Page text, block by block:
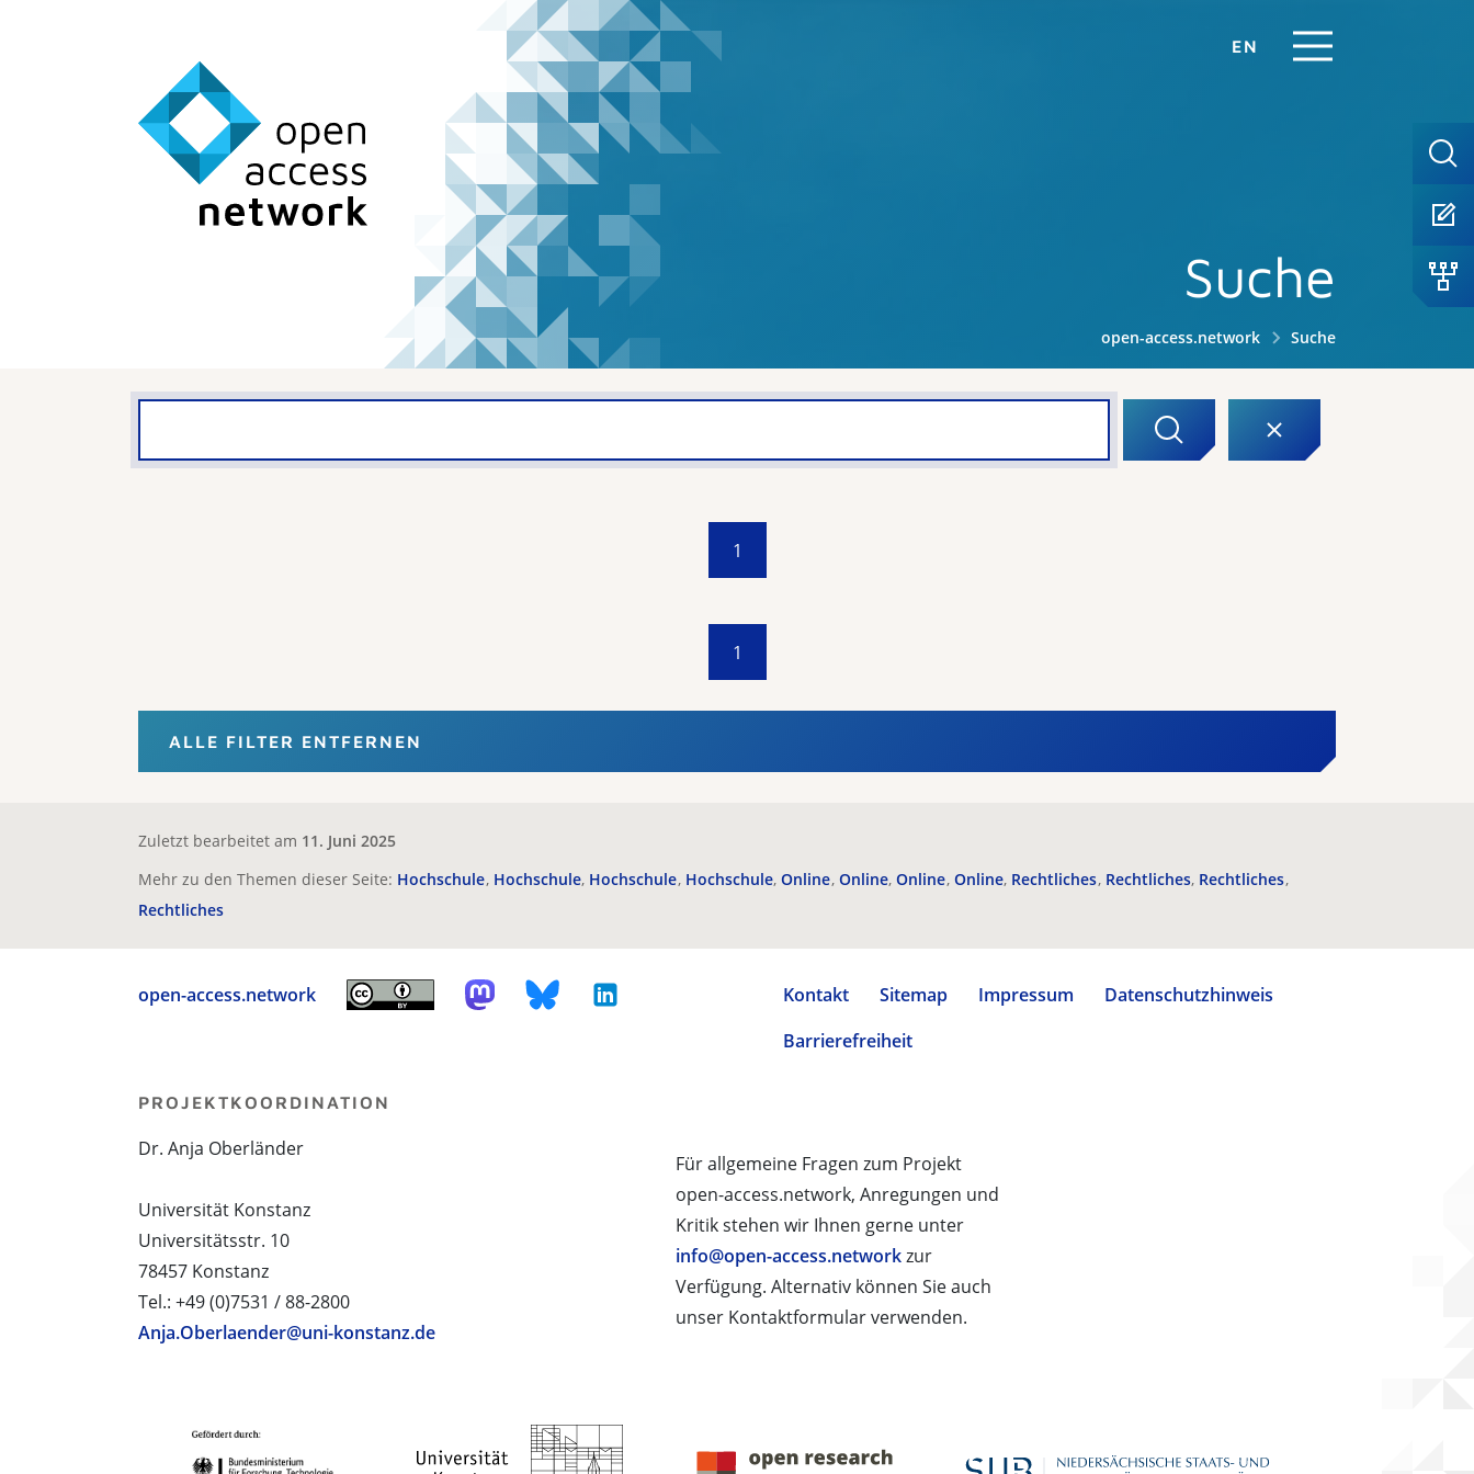
EN
Suche
open-access.network Suche
1
1
ALLE FILTER ENTFERNEN
Zuletzt bearbeitet am 11. Juni 2025
Mehr zu den Themen dieser Seite: Hochschule Hochschule Hochschule Hochschule Online Online Online Online Rechtliches Rechtliches Rechtliches
Rechtliches
open-access.network Kontakt Sitemap Impressum
Datenschutzhinweis
Barrierefreiheit
Für allgemeine Fragen zum Projekt
open-access.network, Anregungen und
Kritik stehen wir Ihnen gerne unter
info@open-access.networkzur
Verfügung. Alternativ können Sie auch
unser Kontaktformular verwenden.
PROJEKTKOORDINATION
Dr. Anja Oberländer
Universität Konstanz
Universitätsstr. 10
78457 Konstanz
Tel.: +49 (0)7531 / 88-2800
Anja.Oberlaender@uni-konstanz.de